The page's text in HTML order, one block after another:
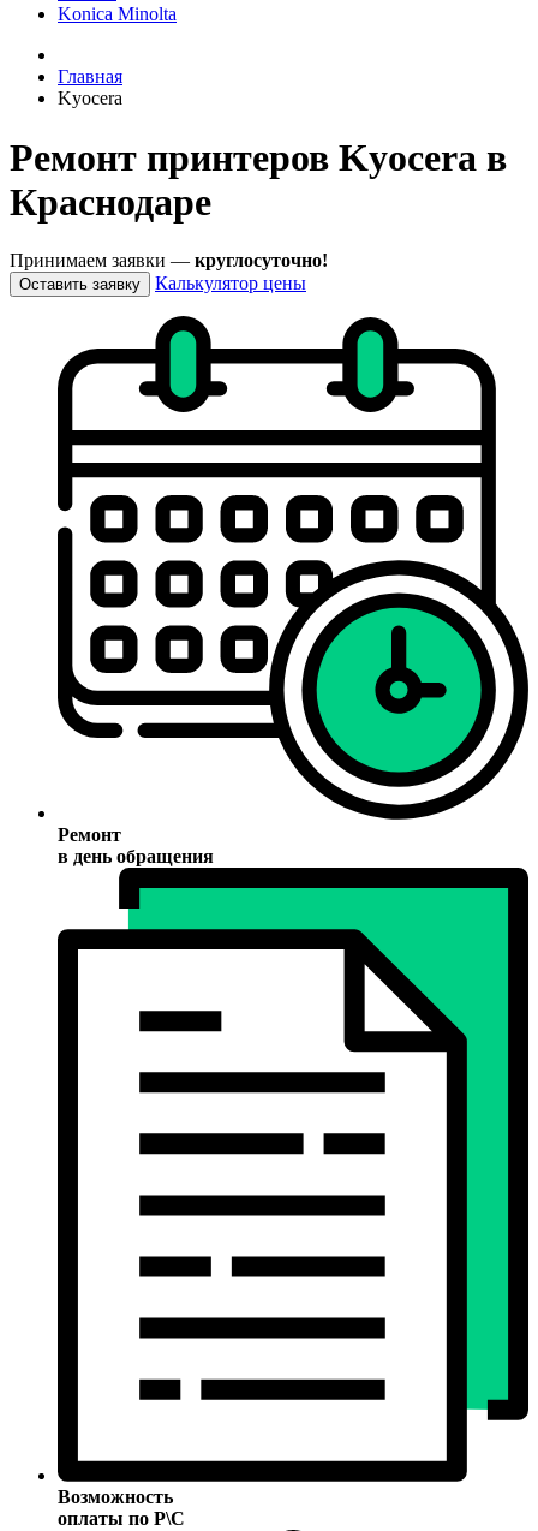
Konica Minolta
Главная
Kyocera
Ремонт принтеров Kyocera в
Краснодаре
Принимаем заявки — круглосуточно!
Оставить заявку Калькулятор цены
Ремонт
в день обращения
Возможность
оплаты по Р\С